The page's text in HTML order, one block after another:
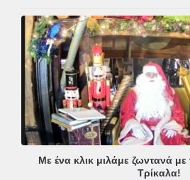
Με ένα κλικ μιλάμε ζωντανά
Τρίκαλα!